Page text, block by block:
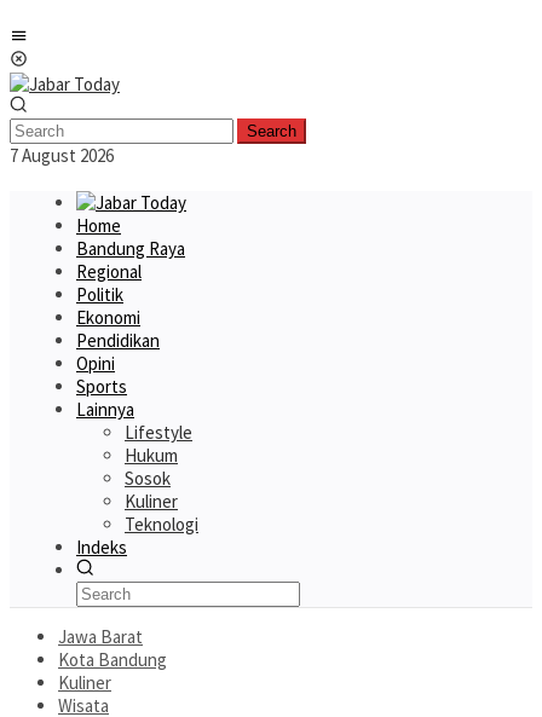
to
content
Search
7 August 2026
Home
Bandung Raya
Regional
Politik
Ekonomi
Pendidikan
Opini
Sports
Lainnya
Lifestyle
Hukum
Sosok
Kuliner
Teknologi
Indeks
Jawa Barat
Kota Bandung
Kuliner
Wisata